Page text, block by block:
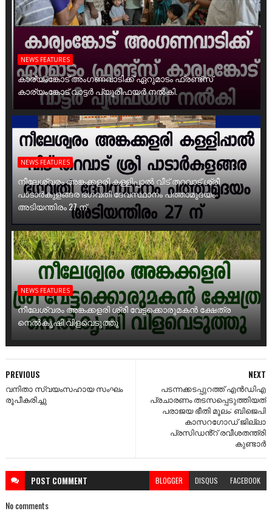
NEWS FEATURES
കാര്യംങ്കോട് അംഗണവാടിക്ക് ഏറുമാടം ഫ്രണ്ട്സ്
കാര്യംങ്കോട് വാട്ടർ പ്യൂരിഫയർ നൽകി.
NEWS FEATURES
നീലേശ്വരം അങ്കക്കളരി കള്ളിപ്പാൽ വീട് തറവാട് ശ്രീ
പാടാർകുളങ്ങര ഭഗവതി ദേവസ്ഥാനം പത്താമുദയം
അടിയന്തിരം 27 ന്
NEWS FEATURES
നീലേശ്വരം അങ്കക്കളരി ശ്രീ വേട്ടക്കൊരുമകൻ ക്ഷേത്ര
നെൽകൃഷി വിളവെടുത്തു
NEXT
പടന്നക്കടപ്പുറത്ത് എൻഡിഎ
പ്രചാരണം തടസപ്പെടുത്തിയത്
പരാജയ ഭീതി മൂലം: ബിജെപി
കാസറഗോഡ് ജില്ലാ
പ്രസിഡൻ്റ് രവീശതന്ത്രി
കുണ്ടാർ
PREVIOUS
വനിതാ സ്വയംസഹായ സംഘം
രൂപീകരിച്ചു
POST COMMENT BLOGGER DISQUS FACEBOOK
No comments